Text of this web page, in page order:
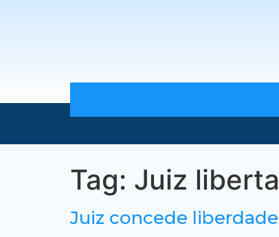
Tag: Juiz
Juiz concede